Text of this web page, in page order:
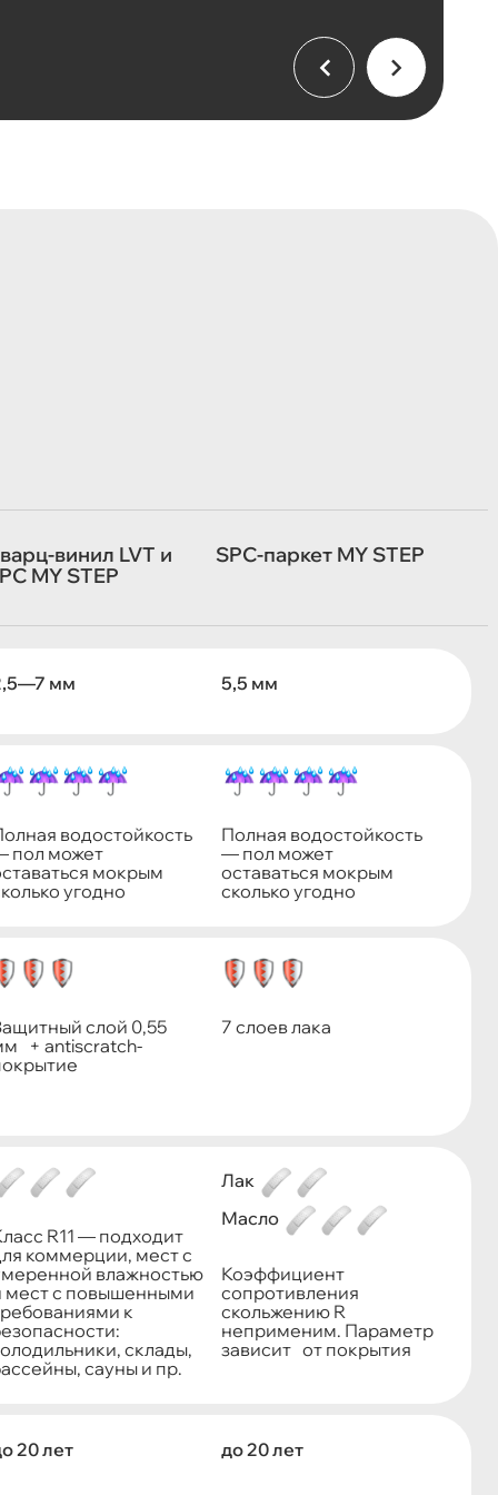
винил LVT и
MY STEP
SPC-паркет MY STEP
мм 5,5 мм
водостойкость
пол может
мокрым
угодно
Полная водостойкость
— пол может
оставаться мокрым
сколько угодно
слой 0,55
+ antiscratch-
7 слоев лака
R11 — подходит
коммерции, мест с
влажностью
мест с повышенными
к
склады,
сауны и пр.
Лак
Масло
Коэффициент
сопротивления
скольжению R
неприменим. Параметр
зависит от покрытия
20 лет до 20 лет